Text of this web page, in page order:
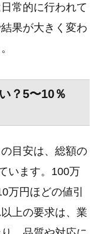
常的に行われて
果が大きく変わ
？5〜10％
目安は、総額の
います。100万
万円ほどの値引
上の要求は、業